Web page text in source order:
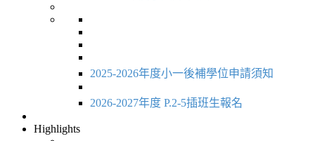
2025-2026年度小一後補學位申請須知
2026-2027年度 P.2-5插班生報名
Highlights